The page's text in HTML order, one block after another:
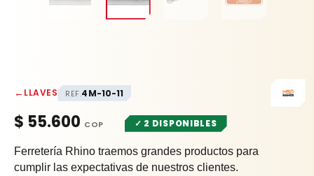
←LLAVES REF.4M-10-11
$ 55.600 ✓ 2 DISPONIBLES
Ferretería Rhino traemos grandes productos para
cumplir las expectativas de nuestros clientes.